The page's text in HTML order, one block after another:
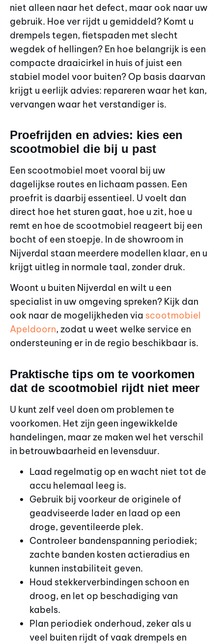
niet alleen naar het defect, maar ook naar uw
gebruik. Hoe ver rijdt u gemiddeld? Komt u
drempels tegen, fietspaden met slecht
wegdek of hellingen? En hoe belangrijk is een
compacte draaicirkel in huis of juist een
stabiel model voor buiten? Op basis daarvan
krijgt u eerlijk advies: repareren waar het kan,
vervangen waar het verstandiger is.
Proefrijden en advies: kies een
scootmobiel die bij u past
Een scootmobiel moet vooral bij uw
dagelijkse routes en lichaam passen. Een
proefrit is daarbij essentieel. U voelt dan
direct hoe het sturen gaat, hoe u zit, hoe u
remt en hoe de scootmobiel reageert bij een
bocht of een stoepje. In de showroom in
Nijverdal staan meerdere modellen klaar, en u
krijgt uitleg in normale taal, zonder druk.
Woont u buiten Nijverdal en wilt u een
specialist in uw omgeving spreken? Kijk dan
ook naar de mogelijkheden via scootmobiel
Apeldoorn, zodat u weet welke service en
ondersteuning er in de regio beschikbaar is.
Praktische tips om te voorkomen
dat de scootmobiel rijdt niet meer
U kunt zelf veel doen om problemen te
voorkomen. Het zijn geen ingewikkelde
handelingen, maar ze maken wel het verschil
in betrouwbaarheid en levensduur.
Laad regelmatig op en wacht niet tot de
accu helemaal leeg is.
Gebruik bij voorkeur de originele of
geadviseerde lader en laad op een
droge, geventileerde plek.
Controleer bandenspanning periodiek;
zachte banden kosten actieradius en
kunnen instabiliteit geven.
Houd stekkerverbindingen schoon en
droog, en let op beschadiging van
kabels.
Plan periodiek onderhoud, zeker als u
veel buiten rijdt of vaak drempels en